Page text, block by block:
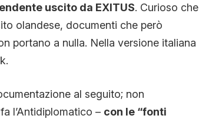
uscito da EXITUS. Curioso che
olandese, documenti che però
portano a nulla. Nella versione italiana
al seguito; non
l’Antidiplomatico – con le “fonti